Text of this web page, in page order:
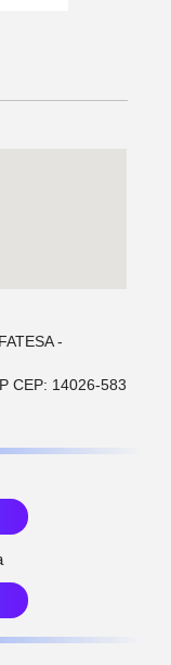
-
CEP: 14026-583